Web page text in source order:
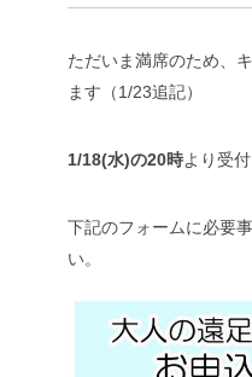
ただいま満席のため、
ます（1/23追記）
1/18(水)の20時より受付
下記のフォームに必要
い。